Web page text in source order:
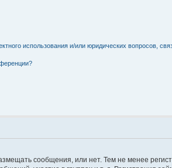
использования и/или юридических вопросов,
сообщения, или нет. Тем не менее